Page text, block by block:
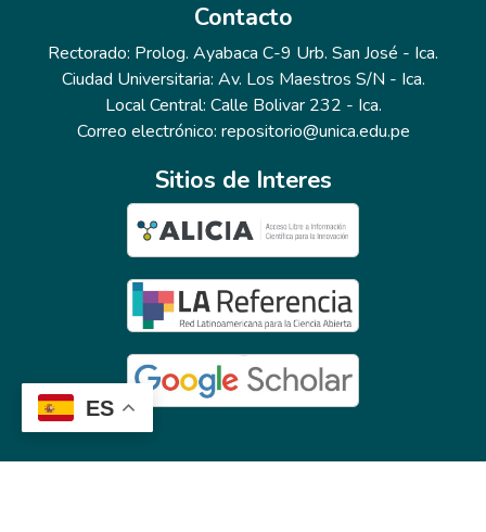
ES
Contacto
Rectorado: Prolog. Ayabaca C-9 Urb. San José - Ica.
Ciudad Universitaria: Av. Los Maestros S/N - Ica.
Local Central: Calle Bolivar 232 - Ica.
Correo electrónico: repositorio@unica.edu.pe
Sitios de Interes